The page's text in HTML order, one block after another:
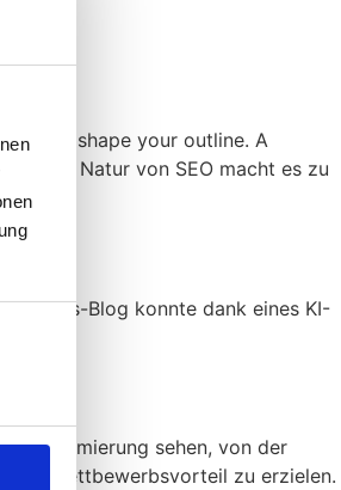
gaps shape your outline. A
Natur von SEO macht es zu
Ahrefs-Blog konnte dank eines KI-
Optimierung sehen, von der
Wettbewerbsvorteil zu erzielen.